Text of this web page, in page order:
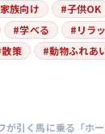
家族向け #子供OK
#学べる #リラ
散策 #動物ふれあ
引く馬に乗る「ホー